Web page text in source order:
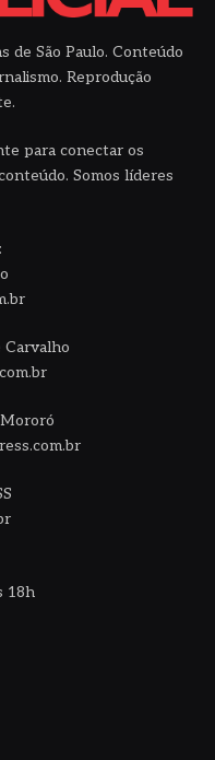
de São Paulo. Conteúdo
Reprodução
para conectar os
Somos líderes
18h